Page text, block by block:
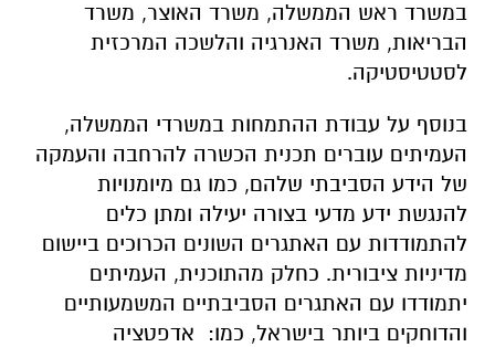
במשרד ראש הממשלה, משרד האוצר, משרד
הבריאות, משרד האנרגיה והלשכה המרכזית
לסטטיסטיקה.
בנוסף על עבודת ההתמחות במשרדי הממשלה,
העמיתים עוברים תכנית הכשרה להרחבה והעמקה
של הידע הסביבתי שלהם, כמו גם מיומנויות
להנגשת ידע מדעי בצורה יעילה ומתן כלים
להתמודדות עם האתגרים השונים הכרוכים ביישום
מדיניות ציבורית. כחלק מהתוכנית, העמיתים
יתמודדו עם האתגרים הסביבתיים המשמעותיים
והדוחקים ביותר בישראל, כמו: אדפטציה